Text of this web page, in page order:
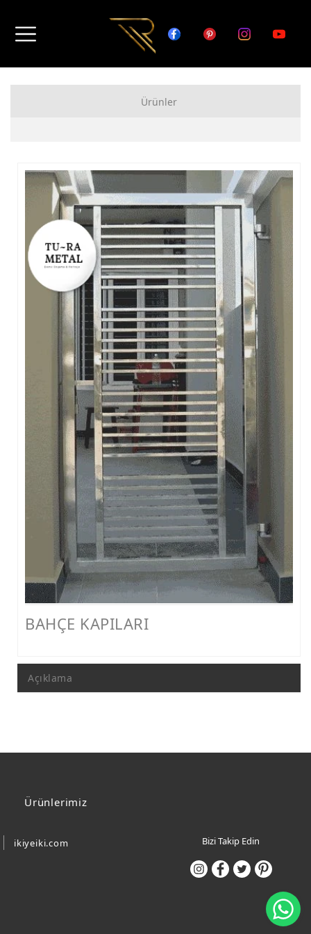
Ürünler
FERFORJE GARAJ KAPISI MODELLERİ
FERFORJE DUVAR ÜSTÜ KORKULUK MODELLERİ
FERFORJE BALKON KORKULUK MODELLERİ
FERFORJE MERDİVEN KORKULUK MODELLERİ
DEMİR MERDİVEN MODELLERİ
FERFORJE PERGOLA & FERFORJE SUNDURMA
FERFORJE ÇARDAK VE KAMELYA MODELLERİ
FERFORJE PENCERE KORKULUK MODELLERİ
METAL RAF MODELLERİ
METAL SEHPA VE DRESUAR MODELLERİ
BAHÇE KAPILARI
Açıklama
Ürünlerimiz
ikiyeiki.com Bizi Takip Edin